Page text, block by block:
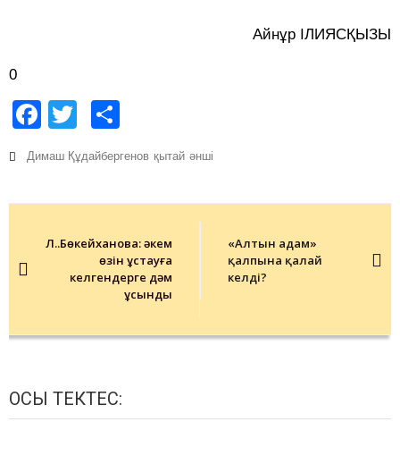
Айнұр ІЛИЯСҚЫЗЫ
0
Facebook
Twitter
Димаш Құдайбергенов қытай әнші
navigation
Л.Ә.Бөкейханова: әкем
өзін ұстауға
келгендерге дәм
ұсынды
«Алтын адам»
қалпына қалай
келді?
ОСЫ ТЕКТЕС: